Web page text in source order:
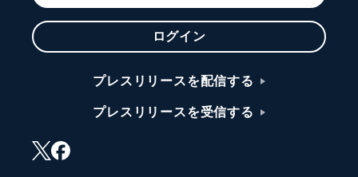
ログイン
プレスリリースを配信する
プレスリリースを受信する